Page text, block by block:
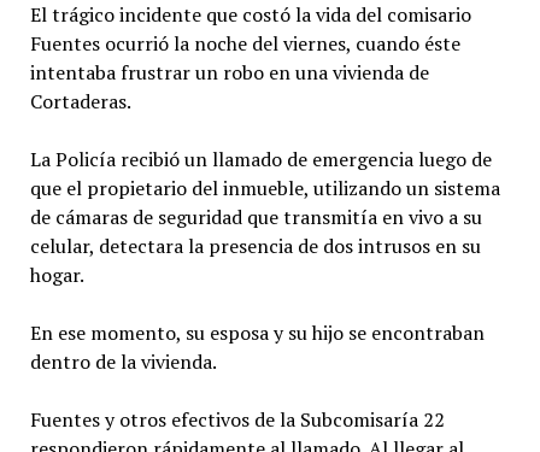
El trágico incidente que costó la vida del comisario
Fuentes ocurrió la noche del viernes, cuando éste
intentaba frustrar un robo en una vivienda de
Cortaderas.
La Policía recibió un llamado de emergencia luego de
que el propietario del inmueble, utilizando un sistema
de cámaras de seguridad que transmitía en vivo a su
celular, detectara la presencia de dos intrusos en su
hogar.
En ese momento, su esposa y su hijo se encontraban
dentro de la vivienda.
Fuentes y otros efectivos de la Subcomisaría 22